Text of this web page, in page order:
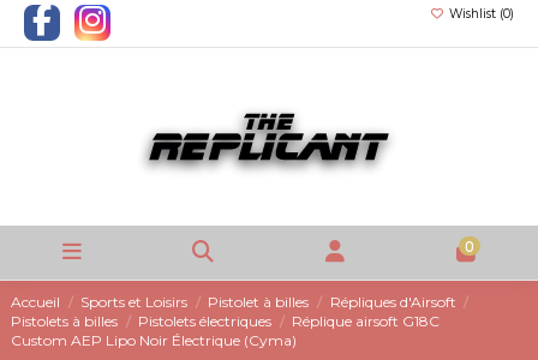
Wishlist (0)
0
Accueil Sports et Loisirs Pistolet à billes
Répliques d'Airsoft
Pistolets à billes
Pistolets électriques
Réplique airsoft G18C
Custom AEP Lipo Noir Électrique (Cyma)